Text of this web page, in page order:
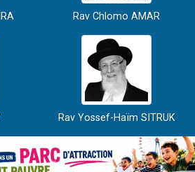
Rav Chlomo AMAR
Rav Yossef-Haïm SITRUK